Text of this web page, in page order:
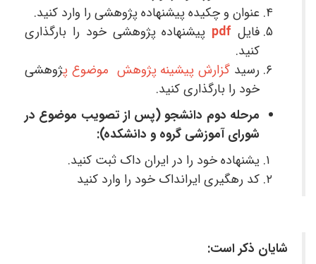
عنوان و چکیده پیشنهاده پژوهشی را وارد کنید.
فایلpdf
پیشنهاده پژوهشی خود را بارگذاری
کنید.
رسید گزارش پیشینه پژوهش موضوع پژوهشی
خود را بارگذاری کنید.
مرحله دوم دانشجو (پس از تصویب موضوع در
شورای آموزشی گروه و دانشکده):
یشنهاده خود را در ایران داک ثبت کنید.
کد رهگیری ایرانداک خود را وارد کنید
شایان ذکر است: